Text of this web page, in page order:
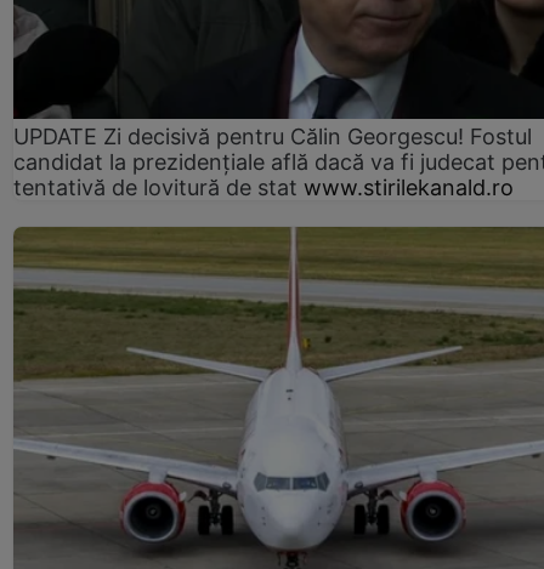
UPDATE Zi decisivă pentru Călin Georgescu! Fostul
candidat la prezidențiale află dacă va fi judecat
tentativă de lovitură de stat www.stirilekanald.ro